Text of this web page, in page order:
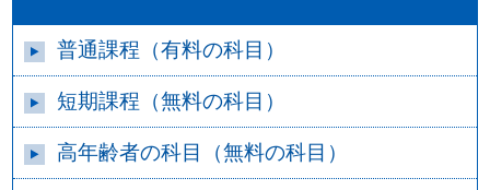
普通課程（有料の科目）
短期課程（無料の科目）
高年齢者の科目（無料の科目）